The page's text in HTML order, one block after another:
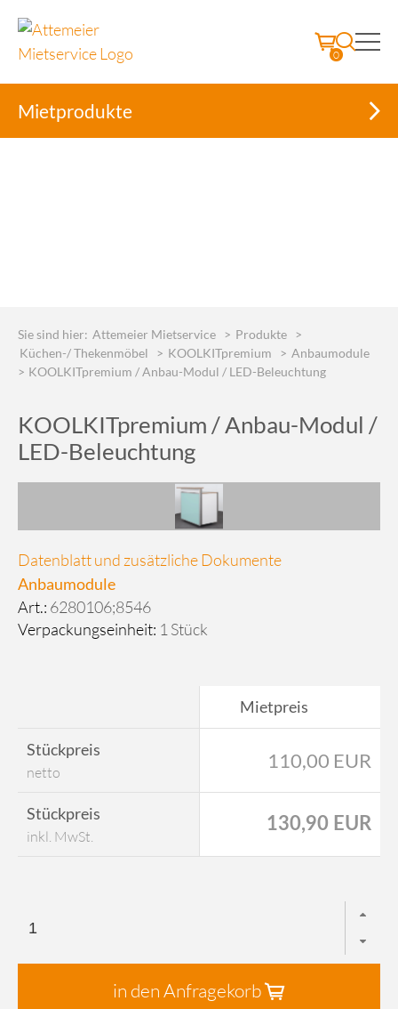
0
Mietprodukte
content
Sie sind hier: Attemeier Mietservice > Produkte >
Küchen-/ Thekenmöbel
> KOOLKITpremium > Anbaumodule
> KOOLKITpremium / Anbau-Modul / LED-Beleuchtung
KOOLKITpremium / Anbau-Modul /
LED-Beleuchtung
Datenblatt und zusätzliche Dokumente
Anbaumodule
Art.: 6280106;8546
Verpackungseinheit: 1 Stück
Mietpreis
Stückpreis
netto 110,00 EUR
Stückpreis
inkl. MwSt.
130,90 EUR
in den Anfragekorb